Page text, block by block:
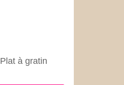
Plat à gratin